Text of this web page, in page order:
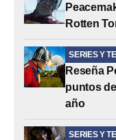
Rotten
SERIES Y
Reseña
puntos
año
SERIES Y